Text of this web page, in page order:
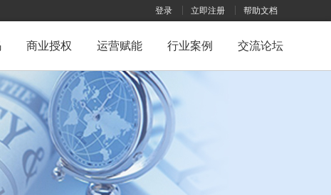
登录 立即注册 帮助文档
商业授权 运营赋能 行业案例 交流论坛